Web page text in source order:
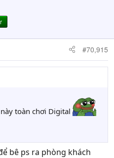
#70,915
toàn chơi Digital
bê ps ra phòng khách